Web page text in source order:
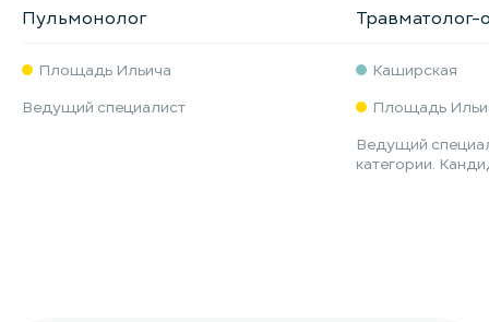
Пульмонолог
Площадь Ильича
Ведущий специалист
Каширская
Площадь
Ведущий
категории.